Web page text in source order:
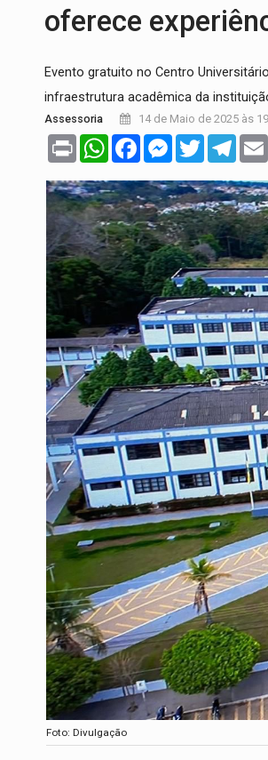
oferece
Evento gratuito no Centro
infraestrutura acadêmica da
Assessoria 14 de Maio de 2025 às
Print WhatsAppFacebookMessenger
Twitter
Foto: Divulgação